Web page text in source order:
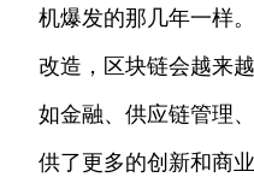
机爆发的那几年一样
改造，区块链会越来
如金融、供应链管理
供了更多的创新和商